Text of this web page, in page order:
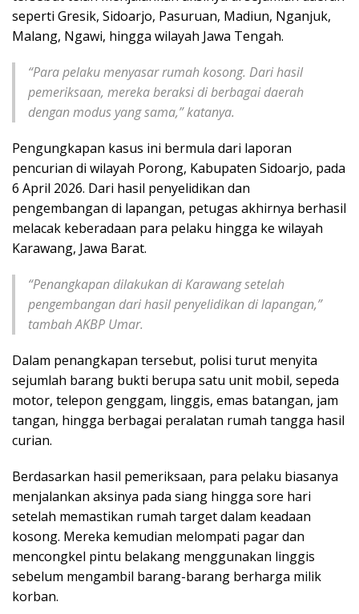
seperti Gresik, Sidoarjo, Pasuruan, Madiun, Nganjuk,
Malang, Ngawi, hingga wilayah Jawa Tengah.
“Para pelaku menyasar rumah kosong. Dari hasil
pemeriksaan, mereka beraksi di berbagai daerah
dengan modus yang sama,” katanya.
Pengungkapan kasus ini bermula dari laporan
pencurian di wilayah Porong, Kabupaten Sidoarjo, pada
6 April 2026. Dari hasil penyelidikan dan
pengembangan di lapangan, petugas akhirnya berhasil
melacak keberadaan para pelaku hingga ke wilayah
Karawang, Jawa Barat.
“Penangkapan dilakukan di Karawang setelah
pengembangan dari hasil penyelidikan di lapangan,”
tambah AKBP Umar.
Dalam penangkapan tersebut, polisi turut menyita
sejumlah barang bukti berupa satu unit mobil, sepeda
motor, telepon genggam, linggis, emas batangan, jam
tangan, hingga berbagai peralatan rumah tangga hasil
curian.
Berdasarkan hasil pemeriksaan, para pelaku biasanya
menjalankan aksinya pada siang hingga sore hari
setelah memastikan rumah target dalam keadaan
kosong. Mereka kemudian melompati pagar dan
mencongkel pintu belakang menggunakan linggis
sebelum mengambil barang-barang berharga milik
korban.